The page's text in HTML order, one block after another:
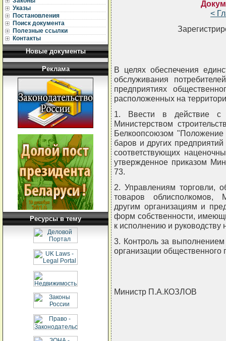
Указы
Постановления
Поиск документа
Полезные ссылки
Контакты
Новые документы
Реклама
Ресурсы в тему
<
В целях обеспечения
обслуживания
предприятиях
расположенных на
1. Ввести в действие с
Министерством
Белкоопсоюзом "Положение
баров и других
соответствующих
утвержденное приказом
73.
2. Управлениям торговли,
товаров облисполкомов,
другим организациям и
форм собственности,
к исполнению и
3. Контроль за выполнением
организации
Министр П.А.КОЗЛОВ